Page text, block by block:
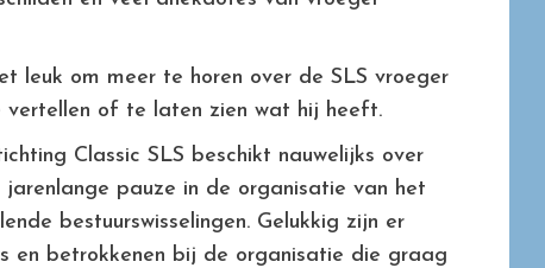
leuk om meer te horen over de SLS vroeger
vertellen of te laten zien wat hij heeft.
Classic SLS beschikt nauwelijks over
pauze in de organisatie van het
bestuurswisselingen. Gelukkig zijn er
en betrokkenen bij de organisatie die graag